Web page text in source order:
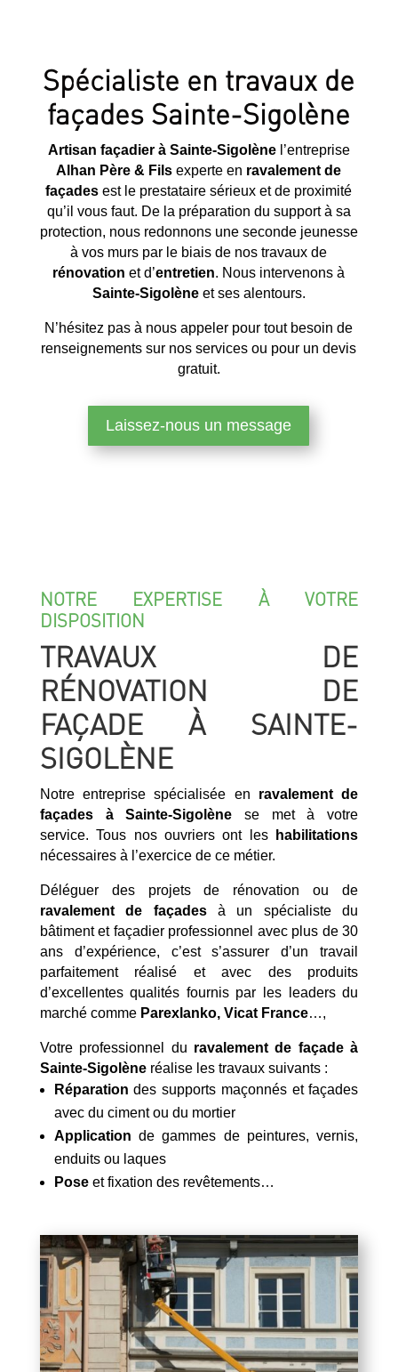
Spécialiste en travaux de
façades Sainte-Sigolène
Artisan façadier à Sainte-Sigolène l’entreprise
Alhan Père & Fils experte en ravalement de
façades est le prestataire sérieux et de proximité
qu’il vous faut. De la préparation du support à sa
protection, nous redonnons une seconde jeunesse
à vos murs par le biais de nos travaux de
rénovation et d’entretien. Nous intervenons à
Sainte-Sigolèneet ses alentours.
N’hésitez pas à nous appeler pour tout besoin de
renseignements sur nos services ou pour un devis
gratuit.
Laissez-nous un message
NOTRE EXPERTISE À VOTRE
DISPOSITION
TRAVAUX DE
RÉNOVATION DE
FAÇADE À SAINTE-
SIGOLÈNE
Notre entreprise spécialisée en ravalement de
façades à Sainte-Sigolène se met à votre
service. Tous nos ouvriers ont les
habilitations
nécessaires à l’exercice de ce métier.
Déléguer des projets de rénovation ou de
ravalement de façadesà un spécialiste du
bâtiment et façadier professionnel avec plus de 30
ans d’expérience, c’est s’assurer d’un travail
parfaitement réalisé et avec des produits
d’excellentes qualités fournis par les leaders du
marché comme Parexlanko, Vicat France…,
Votre professionnel du ravalement de façade à
Sainte-Sigolèneréalise les travaux suivants :
Réparation des supports maçonnés et façades
avec du ciment ou du mortier
Application de gammes de peintures, vernis,
enduits ou laques
Poseet fixation des revêtements…